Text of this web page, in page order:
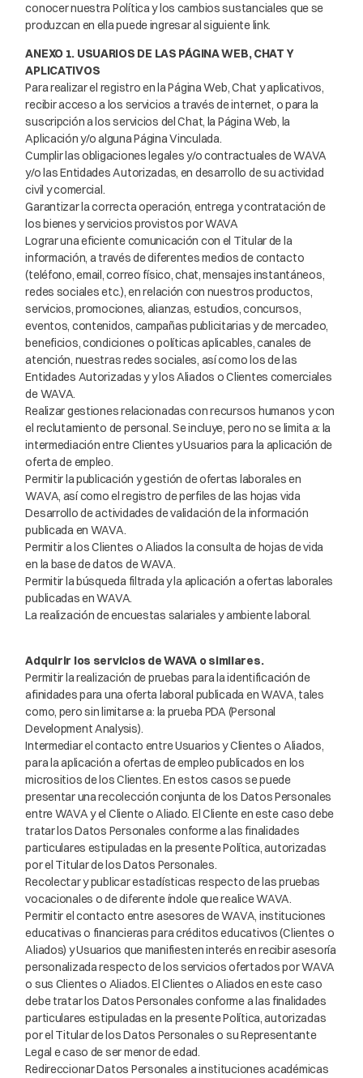
conocer nuestra Política y los cambios sustanciales que se
produzcan en ella puede ingresar al siguiente link.
ANEXO 1. USUARIOS DE LAS PÁGINA WEB, CHAT Y
APLICATIVOS
Para realizar el registro en la Página Web, Chat y aplicativos,
recibir acceso a los servicios a través de internet, o para la
suscripción a los servicios del Chat, la Página Web, la
Aplicación y/o alguna Página Vinculada.
Cumplir las obligaciones legales y/o contractuales de WAVA
y/o las Entidades Autorizadas, en desarrollo de su actividad
civil y comercial.
Garantizar la correcta operación, entrega y contratación de
los bienes y servicios provistos por WAVA
Lograr una eficiente comunicación con el Titular de la
información, a través de diferentes medios de contacto
(teléfono, email, correo físico, chat, mensajes instantáneos,
redes sociales etc.), en relación con nuestros productos,
servicios, promociones, alianzas, estudios, concursos,
eventos, contenidos, campañas publicitarias y de mercadeo,
beneficios, condiciones o políticas aplicables, canales de
atención, nuestras redes sociales, así como los de las
Entidades Autorizadas y y los Aliados o Clientes comerciales
de WAVA.
Realizar gestiones relacionadas con recursos humanos y con
el reclutamiento de personal. Se incluye, pero no se limita a: la
intermediación entre Clientes y Usuarios para la aplicación de
oferta de empleo.
Permitir la publicación y gestión de ofertas laborales en
WAVA, así como el registro de perfiles de las hojas vida
Desarrollo de actividades de validación de la información
publicada en WAVA.
Permitir a los Clientes o Aliados la consulta de hojas de vida
en la base de datos de WAVA.
Permitir la búsqueda filtrada y la aplicación a ofertas laborales
publicadas en WAVA.
La realización de encuestas salariales y ambiente laboral.
Adquirir los servicios de WAVA o similares.
Permitir la realización de pruebas para la identificación de
afinidades para una oferta laboral publicada en WAVA, tales
como, pero sin limitarse a: la prueba PDA (Personal
Development Analysis).
Intermediar el contacto entre Usuarios y Clientes o Aliados,
para la aplicación a ofertas de empleo publicados en los
micrositios de los Clientes. En estos casos se puede
presentar una recolección conjunta de los Datos Personales
entre WAVA y el Cliente o Aliado. El Cliente en este caso debe
tratar los Datos Personales conforme a las finalidades
particulares estipuladas en la presente Política, autorizadas
por el Titular de los Datos Personales.
Recolectar y publicar estadísticas respecto de las pruebas
vocacionales o de diferente índole que realice WAVA.
Permitir el contacto entre asesores de WAVA, instituciones
educativas o financieras para créditos educativos (Clientes o
Aliados) y Usuarios que manifiesten interés en recibir asesoría
personalizada respecto de los servicios ofertados por WAVA
o sus Clientes o Aliados. El Clientes o Aliados en este caso
debe tratar los Datos Personales conforme a las finalidades
particulares estipuladas en la presente Política, autorizadas
por el Titular de los Datos Personales o su Representante
Legal e caso de ser menor de edad.
Redireccionar Datos Personales a instituciones académicas